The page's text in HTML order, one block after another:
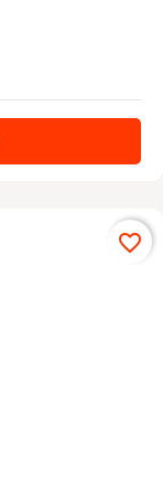
favorite_border